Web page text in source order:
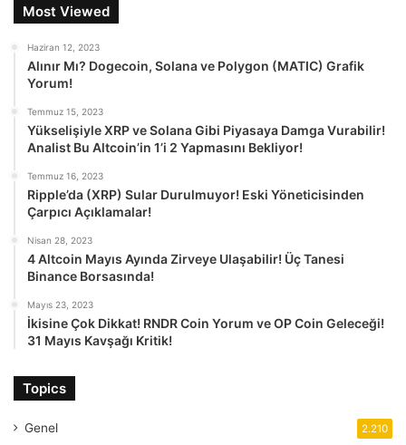
Most Viewed
Haziran 12, 2023
Alınır Mı? Dogecoin, Solana ve Polygon (MATIC) Grafik
Yorum!
Temmuz 15, 2023
Yükselişiyle XRP ve Solana Gibi Piyasaya Damga Vurabilir!
Analist Bu Altcoin’in 1’i 2 Yapmasını Bekliyor!
Temmuz 16, 2023
Ripple’da (XRP) Sular Durulmuyor! Eski Yöneticisinden
Çarpıcı Açıklamalar!
Nisan 28, 2023
4 Altcoin Mayıs Ayında Zirveye Ulaşabilir! Üç Tanesi
Binance Borsasında!
Mayıs 23, 2023
İkisine Çok Dikkat! RNDR Coin Yorum ve OP Coin Geleceği!
31 Mayıs Kavşağı Kritik!
Topics
Genel 2.210